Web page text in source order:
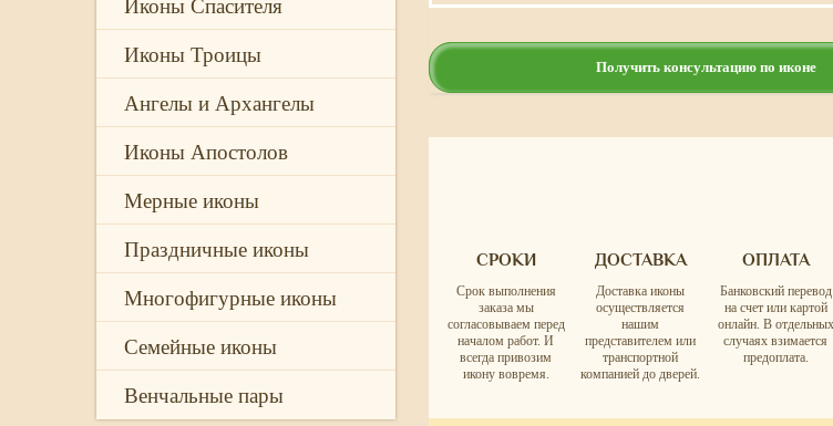
Иконы Троицы
Ангелы и Архангелы
Иконы Апостолов
Мерные иконы
Праздничные иконы
Многофигурные иконы
Семейные иконы
Венчальные пары
Получить консультацию по иконе
СРОКИ
Срок выполнения
заказа мы
согласовываем перед
началом работ. И
всегда привозим
икону вовремя.
ДОСТАВКА
Доставка иконы
осуществляется
нашим
представителем или
транспортной
компанией до дверей.
ОПЛАТА
Банковский перевод
на счет или картой
онлайн. В отдельных
случаях взимается
предоплата.